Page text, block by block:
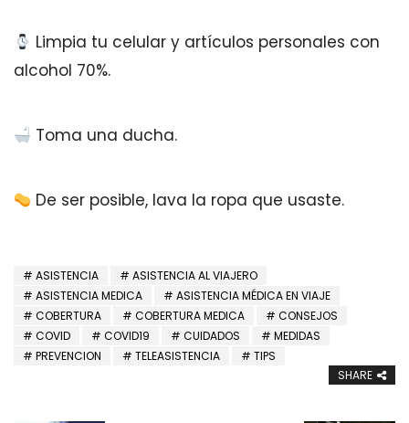
Limpia tu celular y artículos personales con
alcohol 70%.
Toma una ducha.
De ser posible, lava la ropa que usaste.
ASISTENCIA
ASISTENCIA AL VIAJERO
ASISTENCIA MEDICA
ASISTENCIA MÉDICA EN VIAJE
COBERTURA
COBERTURA MEDICA
CONSEJOS
COVID
COVID19 CUIDADOS
MEDIDAS
PREVENCION
TELEASISTENCIA
TIPS
SHARE